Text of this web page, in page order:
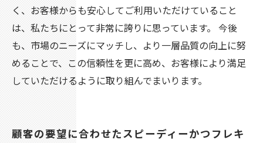
く、お客様からも安心してご利用いただけていること
は、私たちにとって非常に誇りに思っています。 今後
も、市場のニーズにマッチし、より一層品質の向上に努
めることで、この信頼性を更に高め、お客様により満足
していただけるように取り組んでまいります。
顧客の要望に合わせたスピーディーかつフレキ